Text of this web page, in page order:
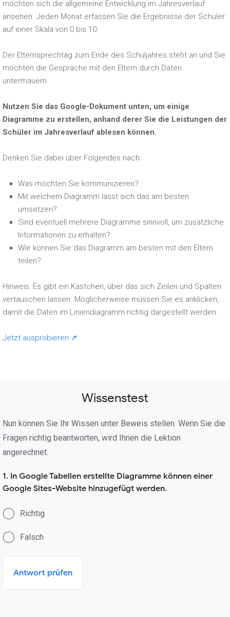
möchten sich die allgemeine Entwicklung im Jahresverlauf
ansehen. Jeden Monat erfassen Sie die Ergebnisse der Schüler
auf einer Skala von 0 bis 10.
Der Elternsprechtag zum Ende des Schuljahres steht an und Sie
möchten die Gespräche mit den Eltern durch Daten
untermauern.
Nutzen Sie das Google-Dokument unten, um einige
Diagramme zu erstellen, anhand derer Sie die Leistungen der
Schüler im Jahresverlauf ablesen können.
Denken Sie dabei über Folgendes nach:
Was möchten Sie kommunizieren?
Mit welchem Diagramm lässt sich das am besten
umsetzen?
Sind eventuell mehrere Diagramme sinnvoll, um zusätzliche
Informationen zu erhalten?
Wie können Sie das Diagramm am besten mit den Eltern
teilen?
Hinweis: Es gibt ein Kästchen, über das sich Zeilen und Spalten
vertauschen lassen. Möglicherweise müssen Sie es anklicken,
damit die Daten im Liniendiagramm richtig dargestellt werden.
Jetzt ausprobieren ↗
Wissenstest
Nun können Sie Ihr Wissen unter Beweis stellen. Wenn Sie die
Fragen richtig beantworten, wird Ihnen die Lektion
angerechnet.
1. In Google Tabellen erstellte Diagramme können einer
Google Sites-Website hinzugefügt werden.
Richtig
Falsch
Antwort prüfen